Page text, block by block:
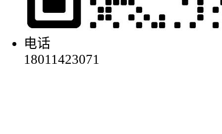
电话
18011423071